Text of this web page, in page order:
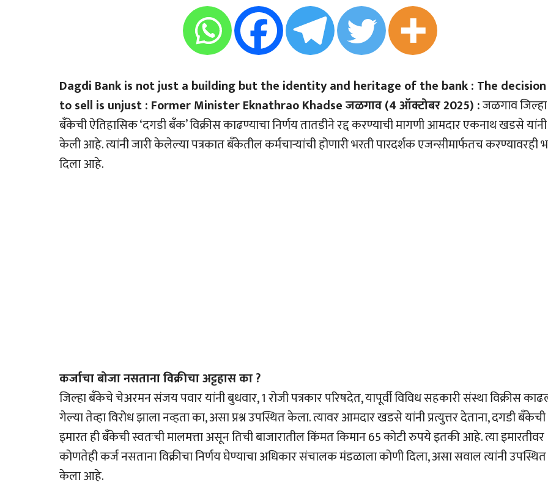
Dagdi Bank is not just a building but the identity and heritage of the bank : The decision
to sell is unjust : Former Minister Eknathrao Khadse जळगाव (4 ऑक्टोबर 2025) :जळगाव जिल्हा
बँकेची ऐतिहासिक ‘दगडी बँक’ विक्रीस काढण्याचा निर्णय तातडीने रद्द करण्याची मागणी आमदार एकनाथ खडसे यांनी
केली आहे. त्यांनी जारी केलेल्या पत्रकात बँकेतील कर्मचार्‍यांची होणारी भरती पारदर्शक एजन्सीमार्फतच करण्यावरही
दिला आहे.
कर्जाचा बोजा नसताना विक्रीचा अट्टहास का ?
जिल्हा बँकेचे चेअरमन संजय पवार यांनी बुधवार, 1 रोजी पत्रकार परिषदेत, यापूर्वी विविध सहकारी संस्था विक्रीस
गेल्या तेव्हा विरोध झाला नव्हता का, असा प्रश्न उपस्थित केला. त्यावर आमदार खडसे यांनी प्रत्युत्तर देताना, दगडी बँकेची
इमारत ही बँकेची स्वतःची मालमत्ता असून तिची बाजारातील किंमत किमान 65 कोटी रुपये इतकी आहे. त्या इमारतीवर
कोणतेही कर्ज नसताना विक्रीचा निर्णय घेण्याचा अधिकार संचालक मंडळाला कोणी दिला, असा सवाल त्यांनी उपस्थित
केला आहे.